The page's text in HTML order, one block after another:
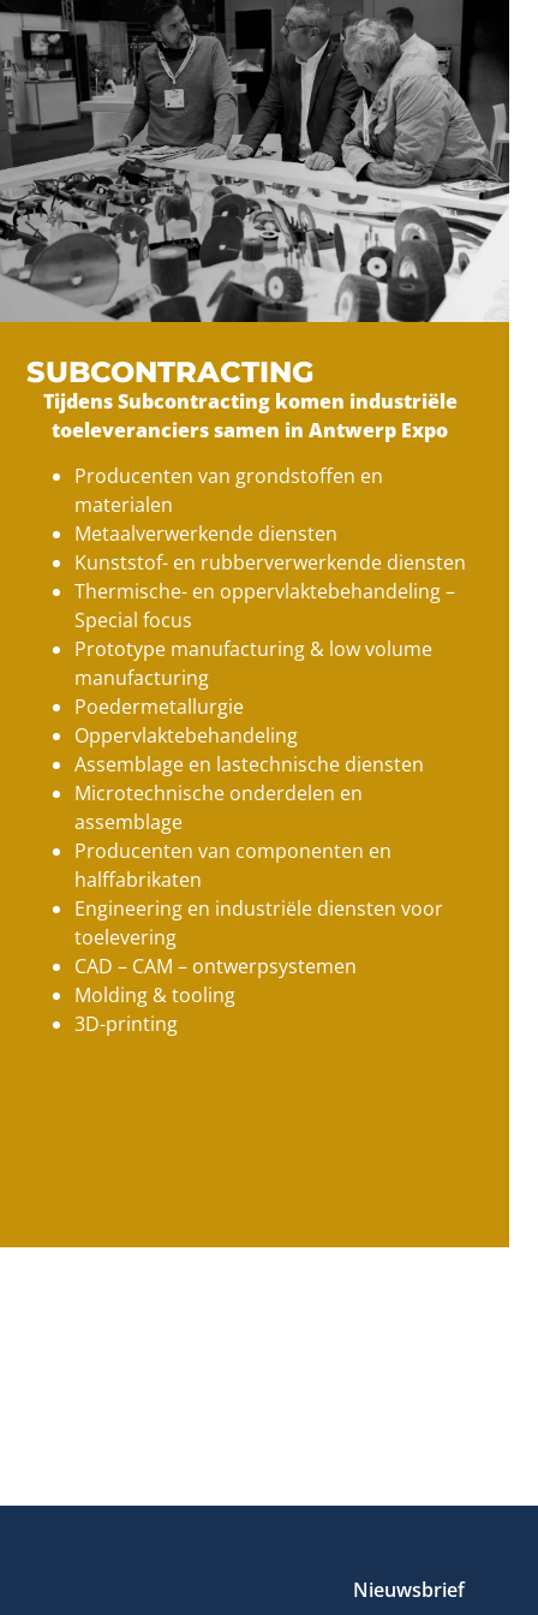
SUBCONTRACTING
Tijdens Subcontracting komen industriële
toeleveranciers samen in Antwerp Expo
Producenten van grondstoffen en
materialen
Metaalverwerkende diensten
Kunststof- en rubberverwerkende diensten
Thermische- en oppervlaktebehandeling –
Special focus
Prototype manufacturing & low volume
manufacturing
Poedermetallurgie
Oppervlaktebehandeling
Assemblage en lastechnische diensten
Microtechnische onderdelen en
assemblage
Producenten van componenten en
halffabrikaten
Engineering en industriële diensten voor
toelevering
CAD – CAM – ontwerpsystemen
Molding & tooling
3D-printing
Nieuwsbrief